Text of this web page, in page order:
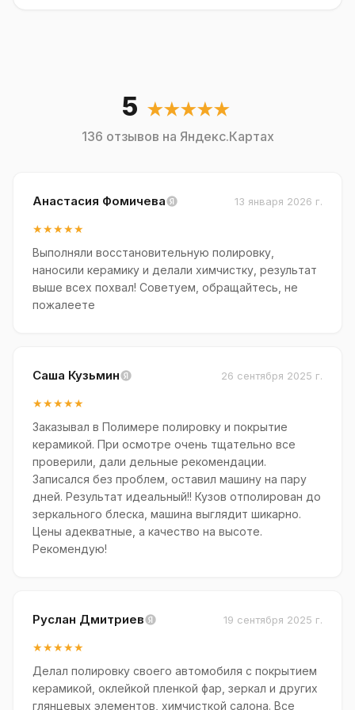
5 ★★★★★
136 отзывов на Яндекс.Картах
Анастасия Фомичева 13 января 2026 г.
★★★★★
Выполняли восстановительную полировку,
наносили керамику и делали химчистку, результат
выше всех похвал! Советуем, обращайтесь, не
пожалеете
Саша Кузьмин 26 сентября 2025 г.
★★★★★
Заказывал в Полимере полировку и покрытие
керамикой. При осмотре очень тщательно все
проверили, дали дельные рекомендации.
Записался без проблем, оставил машину на пару
дней. Результат идеальный!! Кузов отполирован до
зеркального блеска, машина выглядит шикарно.
Цены адекватные, а качество на высоте.
Рекомендую!
Руслан Дмитриев 19 сентября 2025 г.
★★★★★
Делал полировку своего автомобиля с покрытием
керамикой, оклейкой пленкой фар, зеркал и других
глянцевых элементов, химчисткой салона. Все